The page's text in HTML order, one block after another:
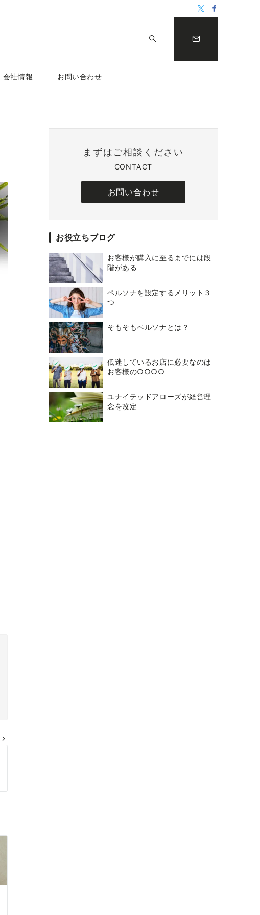
会社情報 お問い合わせ
まずはご相談ください
CONTACT
お問い合わせ
お役立ちブログ
お客様が購入に至るまでには段
階がある
ペルソナを設定するメリット３
つ
そもそもペルソナとは？
低迷しているお店に必要なのは
お客様の○○○○
ユナイテッドアローズが経営理
念を改定